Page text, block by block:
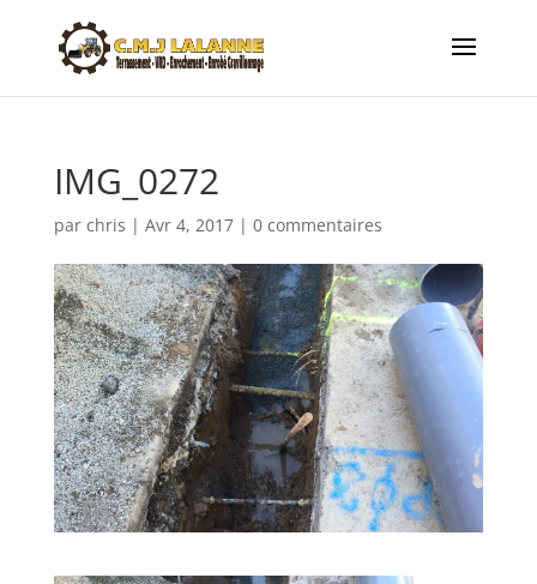
IMG_0272
par chris | Avr 4, 2017| 0 commentaires